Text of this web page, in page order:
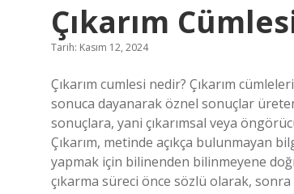
Çıkarım
Tarih: Kasım 12, 2024
Çıkarım cumlesi nedir? Çıkarım
sonuca dayanarak öznel sonuçlar
sonuçlara, yani çıkarımsal veya
Çıkarım, metinde açıkça bulunmayan
yapmak için bilinenden bilinmeyene
çıkarma süreci önce sözlü olarak, sonra